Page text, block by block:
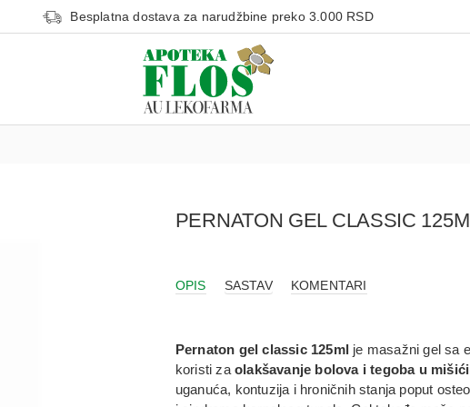
Besplatna dostava za narudžbine preko 3.000 RSD
PERNATON GEL CLASSIC
OPIS SASTAV KOMENTARI
Pernaton gel classic 125ml je masažni gel sa
koristi za olakšavanje bolova i tegoba u
uganuća, kontuzija i hroničnih stanja poput